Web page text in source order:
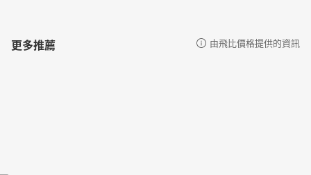
更多推薦 由飛比價格提供的資訊